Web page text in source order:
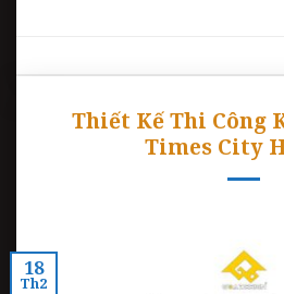
Thiết Kế Thi Công
Times City
18
Th2